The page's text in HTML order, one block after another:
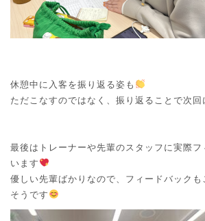
休憩中に入客を振り返る姿も
ただこなすのではなく、振り返ることで次回
最後はトレーナーや先輩のスタッフに実際フ
います
優しい先輩ばかりなので、フィードバックも
そうです